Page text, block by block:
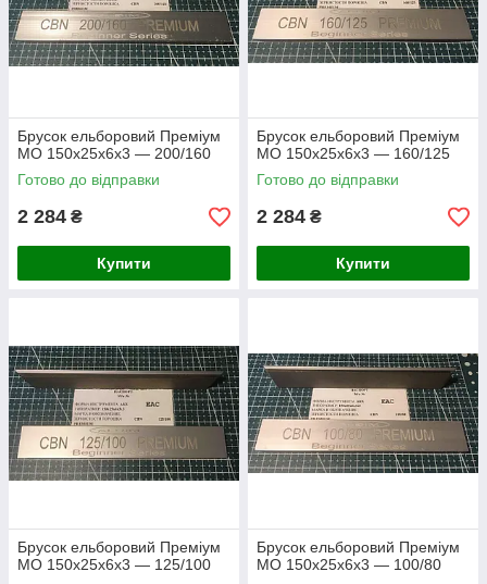
Брусок ельборовий Преміум
МО 150х25х6х3 — 200/160
Готово до відправки
2 284 ₴
Купити
Брусок ельборовий Преміум
МО 150х25х6х3 — 160/125
Готово до відправки
2 284 ₴
Купити
Брусок ельборовий Преміум
МО 150х25х6х3 — 125/100
Брусок ельборовий Преміум
МО 150х25х6х3 — 100/80